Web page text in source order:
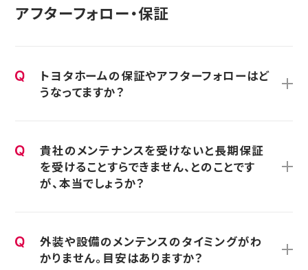
アフターフォロー・保証
トヨタホームの保証やアフターフォローはど
うなってますか？
貴社のメンテナンスを受けないと長期保証
を受けることすらできません、とのことです
が、本当でしょうか？
外装や設備のメンテンスのタイミングがわ
かりません。目安はありますか？